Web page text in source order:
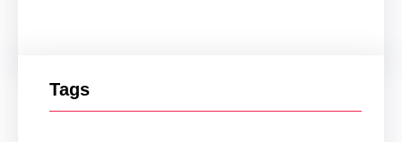
Tags